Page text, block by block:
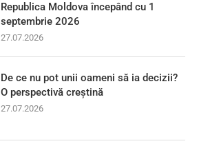
Republica Moldova începând cu 1
septembrie 2026
27.07.2026
De ce nu pot unii oameni să ia decizii?
O perspectivă creștină
27.07.2026